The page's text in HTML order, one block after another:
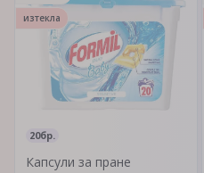
20бр.
Капсули за пране
изтекла